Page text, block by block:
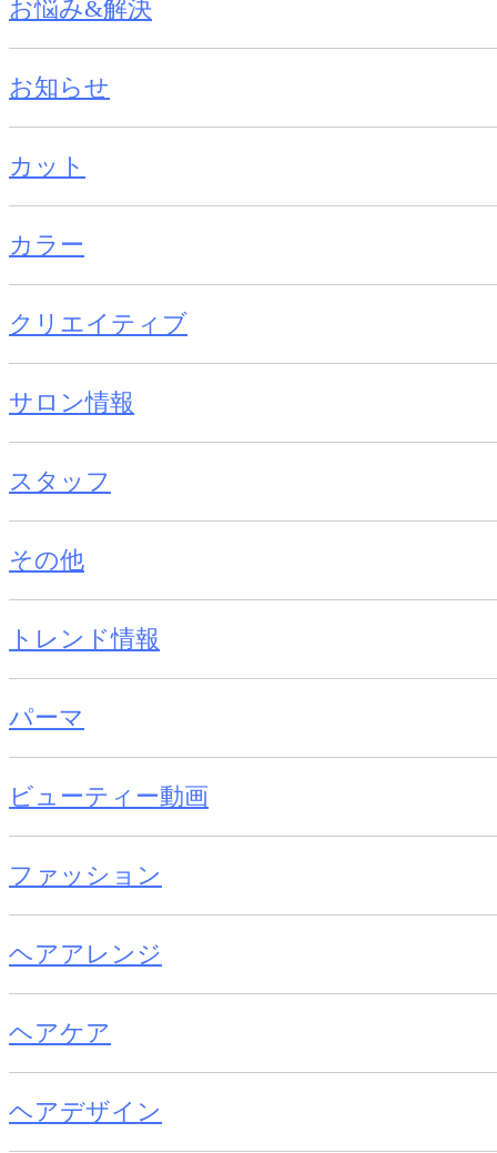
お悩み&解決
お知らせ
カット
カラー
クリエイティブ
サロン情報
スタッフ
その他
トレンド情報
パーマ
ビューティー動画
ファッション
ヘアアレンジ
ヘアケア
ヘアデザイン